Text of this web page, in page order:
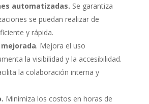
automatizadas. Se garantiza
se puedan realizar de
y rápida.
. Mejora el uso
la visibilidad y la accesibilidad.
la colaboración interna y
Minimiza los costos en horas de